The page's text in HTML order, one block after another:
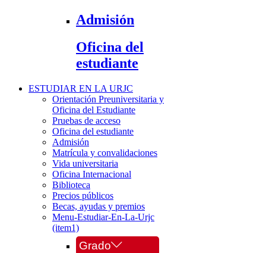
Admisión
Oficina del
estudiante
ESTUDIAR EN LA URJC
Orientación Preuniversitaria y
Oficina del Estudiante
Pruebas de acceso
Oficina del estudiante
Admisión
Matrícula y convalidaciones
Vida universitaria
Oficina Internacional
Biblioteca
Precios públicos
Becas, ayudas y premios
Menu-Estudiar-En-La-Urjc
(item1)
Grado